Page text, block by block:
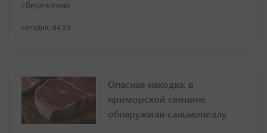
сбережения
сегодня, 04:25
Опасная находка: в
приморской свинине
обнаружили сальмонеллу